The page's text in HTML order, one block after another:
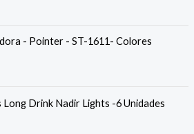
- Pointer - ST-1611- Colores
Long Drink Nadir Lights -6 Unidades